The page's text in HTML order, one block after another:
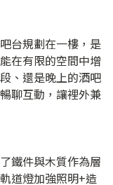
台規劃在一樓，是
在有限的空間中增
、還是晚上的酒吧
聊互動，讓裡外兼
鐵件與木質作為層
道燈加強照明+造